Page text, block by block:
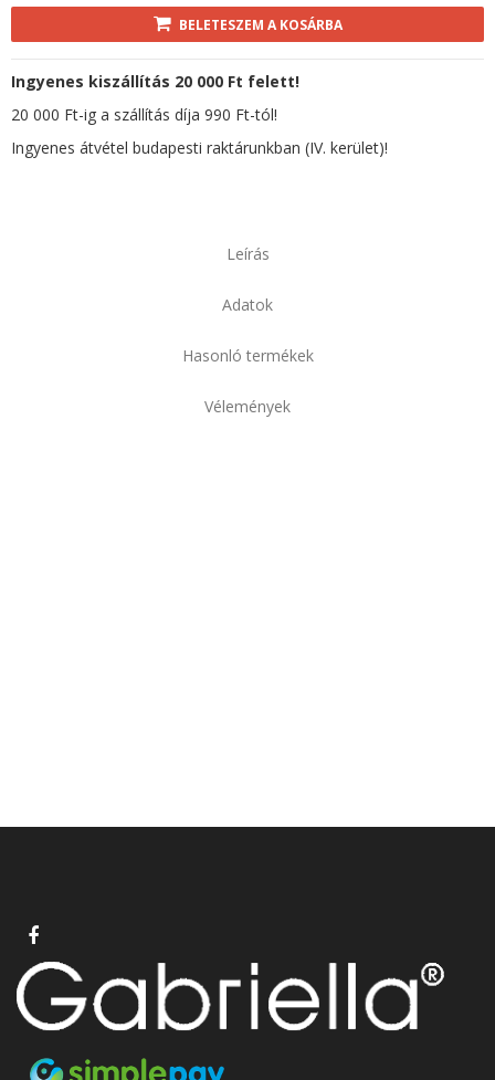
BELETESZEM A KOSÁRBA
Ingyenes kiszállítás 20 000 Ft felett!
20 000 Ft-ig a szállítás díja 990 Ft-tól!
Ingyenes átvétel budapesti raktárunkban (IV. kerület)!
Leírás
Adatok
Hasonló termékek
Vélemények